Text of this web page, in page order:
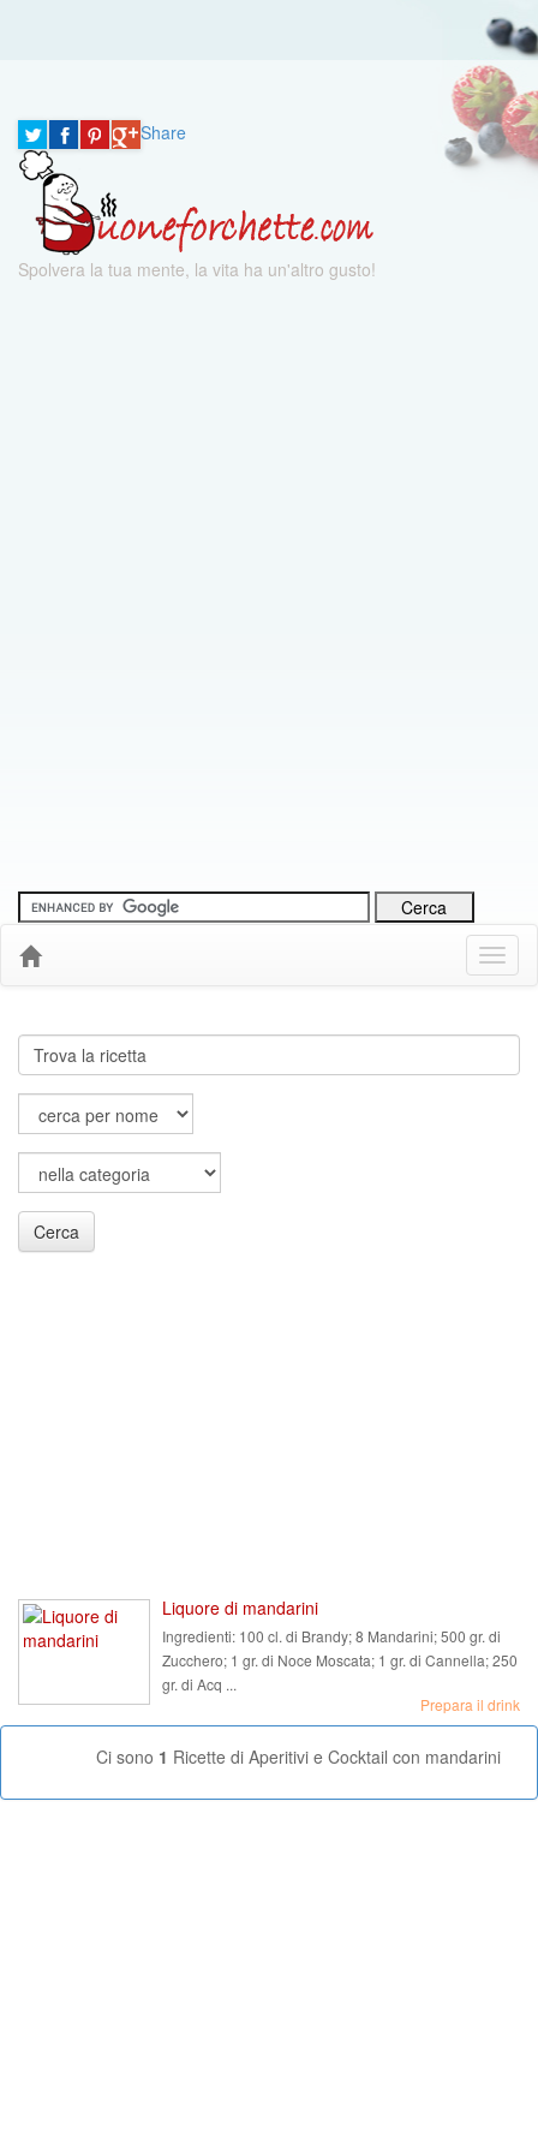
Share
Spolvera la tua mente, la vita ha un'altro gusto!
Menu
Down
Cerca
Cerca
Liquore di mandarini
Ingredienti: 100 cl. di Brandy; 8 Mandarini; 500 gr. di
Zucchero; 1 gr. di Noce Moscata; 1 gr. di Cannella; 250
gr. di Acq ...
Prepara il drink
Ci sono 1 Ricette di Aperitivi e Cocktail con mandarini